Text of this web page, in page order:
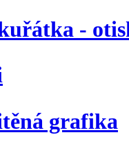
-
grafika